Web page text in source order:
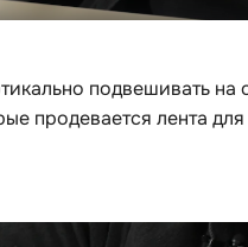
подвешивать
продевается лента